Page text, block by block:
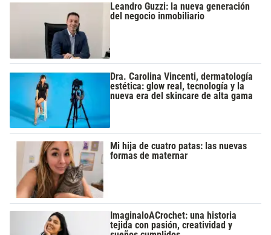
Leandro Guzzi: la nueva generación
del negocio inmobiliario
Dra. Carolina Vincenti, dermatología
estética: glow real, tecnología y la
nueva era del skincare de alta gama
Mi hija de cuatro patas: las nuevas
formas de maternar
ImaginaloACrochet: una historia
tejida con pasión, creatividad y